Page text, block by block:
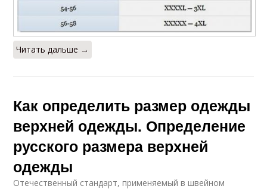
Читать дальше →
Как определить размер одежды
верхней одежды. Определение
русского размера верхней
одежды
Отечественный стандарт, применяемый в швейном